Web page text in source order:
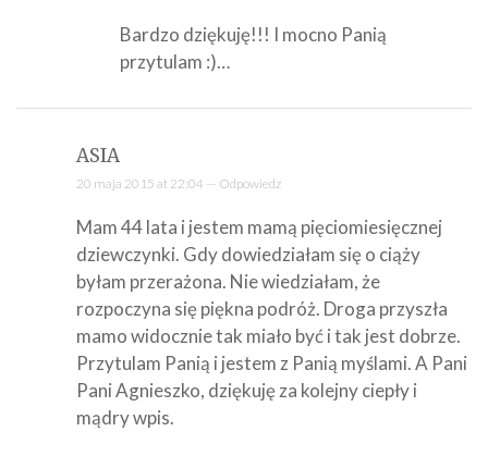
Bardzo dziękuję!!! I mocno Panią
przytulam :)…
ASIA
20 maja 2015 at 22:04 — Odpowiedz
Mam 44 lata i jestem mamą pięciomiesięcznej
dziewczynki. Gdy dowiedziałam się o ciąży
byłam przerażona. Nie wiedziałam, że
rozpoczyna się piękna podróż. Droga przyszła
mamo widocznie tak miało być i tak jest dobrze.
Przytulam Panią i jestem z Panią myślami. A Pani
Pani Agnieszko, dziękuję za kolejny ciepły i
mądry wpis.